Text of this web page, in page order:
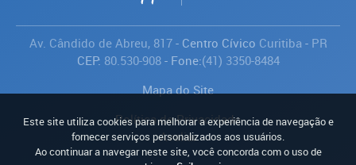
Av. Cândido de Abreu, 817- Centro Cívico Curitiba- PR
CEP: 80.530-908- Fone:(41) 3350-8484
Mapa do Site
Política de Privacidade
Avaliar
Este site utiliza cookies para melhorar a experiência de navegação e
fornecer serviços personalizados aos usuários.
Ao continuar a navegar neste site, você concorda com o uso de